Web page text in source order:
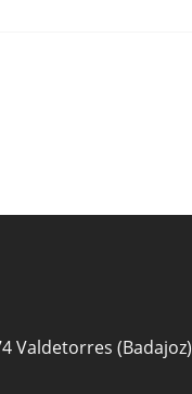
Valdetorres (Badajoz)